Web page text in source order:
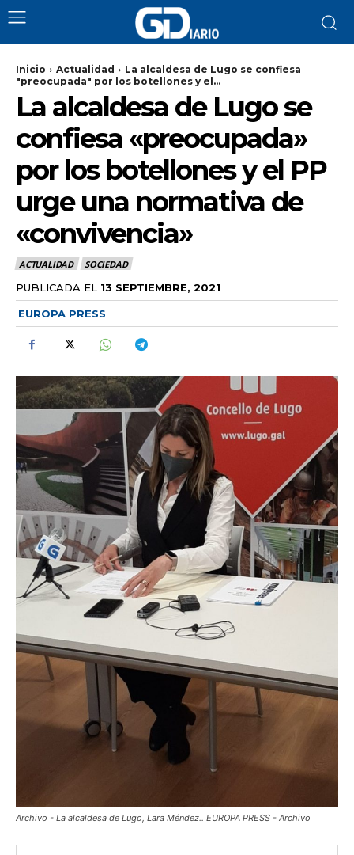
Inicio Actualidad
La alcaldesa de Lugo se confiesa
"preocupada" por los botellones y el...
La alcaldesa de Lugo se
confiesa «preocupada»
por los botellones y el PP
urge una normativa de
«convivencia»
ACTUALIDAD SOCIEDAD
PUBLICADA EL 13 SEPTIEMBRE, 2021
EUROPA PRESS
Archivo - La alcaldesa de Lugo, Lara Méndez.. EUROPA PRESS - Archivo